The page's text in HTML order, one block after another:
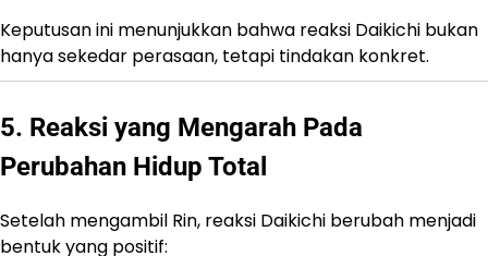
Keputusan ini menunjukkan bahwa reaksi Daikichi bukan
hanya sekedar perasaan, tetapi tindakan konkret.
5. Reaksi yang Mengarah Pada
Perubahan Hidup Total
Setelah mengambil Rin, reaksi Daikichi berubah menjadi
bentuk yang positif: